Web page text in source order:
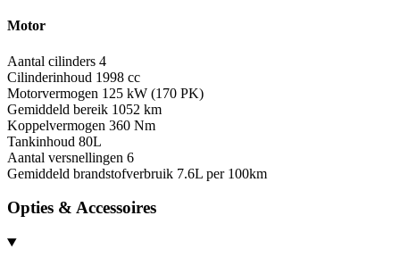
Motor
Aantal cilinders 4
Cilinderinhoud 1998 cc
Motorvermogen 125 kW (170 PK)
Gemiddeld bereik 1052 km
Koppelvermogen 360 Nm
Tankinhoud 80L
Aantal versnellingen 6
Gemiddeld brandstofverbruik 7.6L per 100km
Opties & Accessoires